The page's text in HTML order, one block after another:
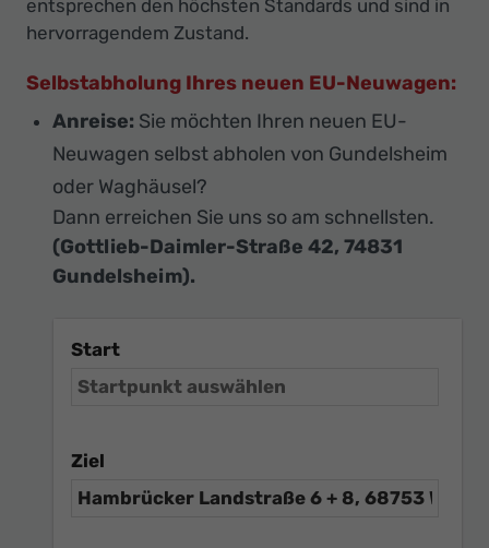
entsprechen den höchsten Standards und sind in
hervorragendem Zustand.
Selbstabholung Ihres neuen EU-Neuwagen:
Anreise: Sie möchten Ihren neuen EU-
Neuwagen selbst abholen von Gundelsheim
oder Waghäusel?
Dann erreichen Sie uns so am schnellsten.
(Gottlieb-Daimler-Straße 42, 74831
Gundelsheim).
Start
Ziel